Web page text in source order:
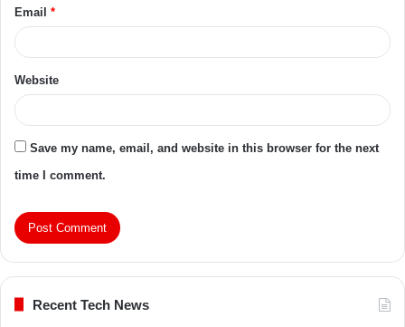
Email *
Website
Save my name, email, and website in this browser for the next
time I comment.
Recent Tech News